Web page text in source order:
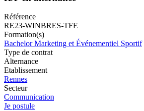
Référence
RE23-WINBRES-TFE
Formation(s)
Bachelor Marketing et Événementiel Sportif
Type de contrat
Alternance
Etablissement
Rennes
Secteur
Communication
Je postule